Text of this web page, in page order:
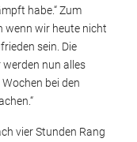
habe.“ Zum
wenn wir heute nicht
sein. Die
nun alles
bei den
vier Stunden Rang